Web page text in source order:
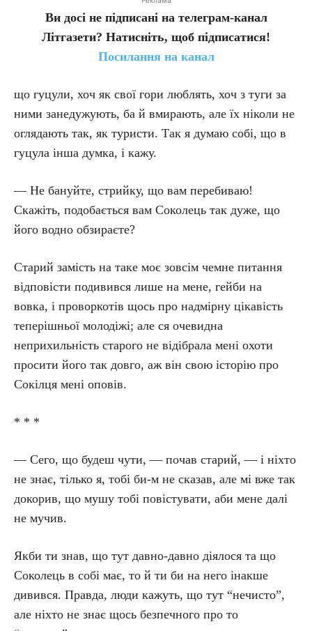
Ви досі не підписані на телеграм-канал
Літгазети? Натисніть, щоб підписатися!
Посилання на канал
що гуцули, хоч як свої гори люблять, хоч з туги за
ними занедужують, ба й вмирають, але їх ніколи не
оглядають так, як туристи. Так я думаю собі, що в
гуцула інша думка, і кажу.
— Не бануйте, стрийку, що вам перебиваю!
Скажіть, подобається вам Соколець так дуже, що
його водно обзираєте?
Старий замість на таке моє зовсім чемне питання
відповісти подивився лише на мене, гейби на
вовка, і проворкотів щось про надмірну цікавість
теперішньої молодіжі; але ся очевидна
неприхильність старого не відібрала мені охоти
просити його так довго, аж він свою історію про
Сокілця мені оповів.
* * *
— Сего, що будеш чути, — почав старий, — і ніхто
не знає, тілько я, тобі би-м не сказав, але мі вже так
докорив, що мушу тобі повістувати, аби мене далі
не мучив.
Якби ти знав, що тут давно-давно діялося та що
Соколець в собі має, то й ти би на него інакше
дивився. Правда, люди кажуть, що тут “нечисто”,
але ніхто не знає щось безпечного про то